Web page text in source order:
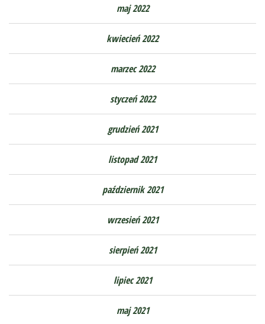
maj 2022
kwiecień 2022
marzec 2022
styczeń 2022
grudzień 2021
listopad 2021
październik 2021
wrzesień 2021
sierpień 2021
lipiec 2021
maj 2021